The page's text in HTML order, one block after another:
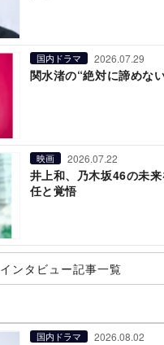
国内ドラマ 2026.07.29
関水渚の“絶対に諦めな
映画 2026.07.22
井上和、乃木坂46の未
任と覚悟
インタビュー記事一覧
国内ドラマ 2026.08.02